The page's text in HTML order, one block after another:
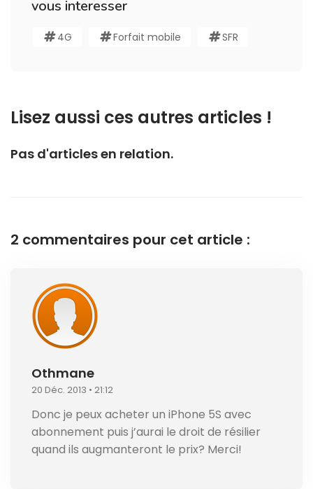
vous interesser
4G Forfait mobile SFR
Lisez aussi ces autres articles !
Pas d'articles en relation.
2 commentaires pour cet article :
Othmane
20 Déc. 2013 • 21:12
Donc je peux acheter un iPhone 5S avec
abonnement puis j’aurai le droit de résilier
quand ils augmanteront le prix? Merci!